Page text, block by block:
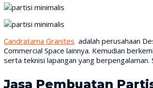
Candratama Granites adalah perusahaan
Commercial Space lainnya. Kemudian
serta teknisi lapangan yang
Jasa Pembuatan